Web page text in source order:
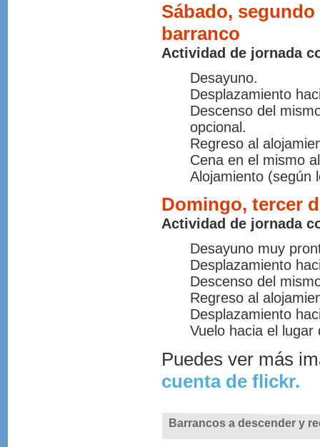
Sábado, segundo
barranco
Actividad de jornada
Desayuno.
Desplazamiento
Descenso del
opcional.
Regreso al
Cena en el mismo
Alojamiento (según
Domingo, tercer
Actividad de jornada
Desayuno muy
Desplazamiento
Descenso del
Regreso al
Desplazamiento
Vuelo hacia el
Puedes ver más
cuenta de flickr.
Barrancos a descender y